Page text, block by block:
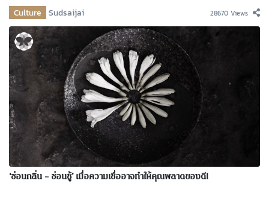
Culture Sudsaijai 28670 Views
‘ซ่อนกลิ่น – ซ่อนชู้’ เมื่อความเชื่ออาจทำให้คุณพลาดของดี!